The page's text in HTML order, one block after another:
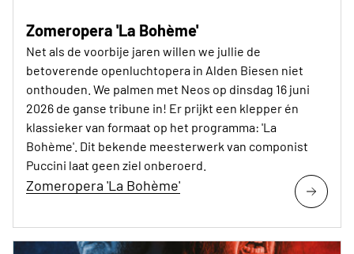
Zomeropera 'La Bohème'
Net als de voorbije jaren willen we jullie de
betoverende openluchtopera in Alden Biesen niet
onthouden. We palmen met Neos op dinsdag 16 juni
2026 de ganse tribune in! Er prijkt een klepper én
klassieker van formaat op het programma: 'La
Bohème'. Dit bekende meesterwerk van componist
Puccini laat geen ziel onberoerd.
Zomeropera 'La Bohème'